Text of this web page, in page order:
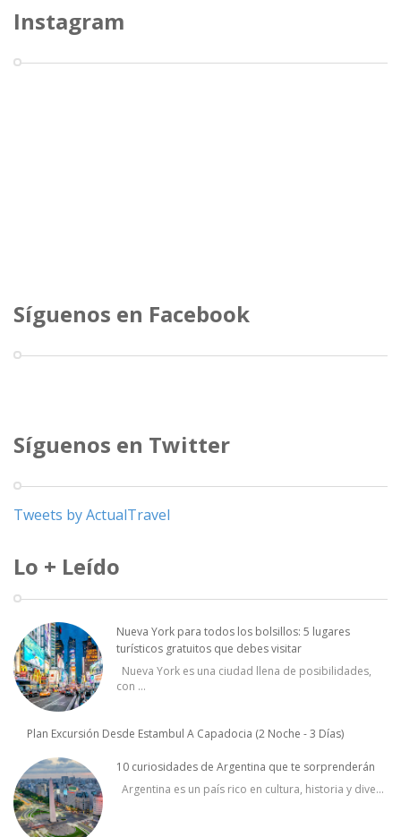
Instagram
Síguenos en Facebook
Síguenos en Twitter
Tweets by ActualTravel
Lo + Leído
Nueva York para todos los bolsillos: 5 lugares
turísticos gratuitos que debes visitar
Nueva York es una ciudad llena de posibilidades,
con ...
Plan Excursión Desde Estambul A Capadocia (2 Noche - 3 Días)
10 curiosidades de Argentina que te sorprenderán
Argentina es un país rico en cultura, historia y dive...